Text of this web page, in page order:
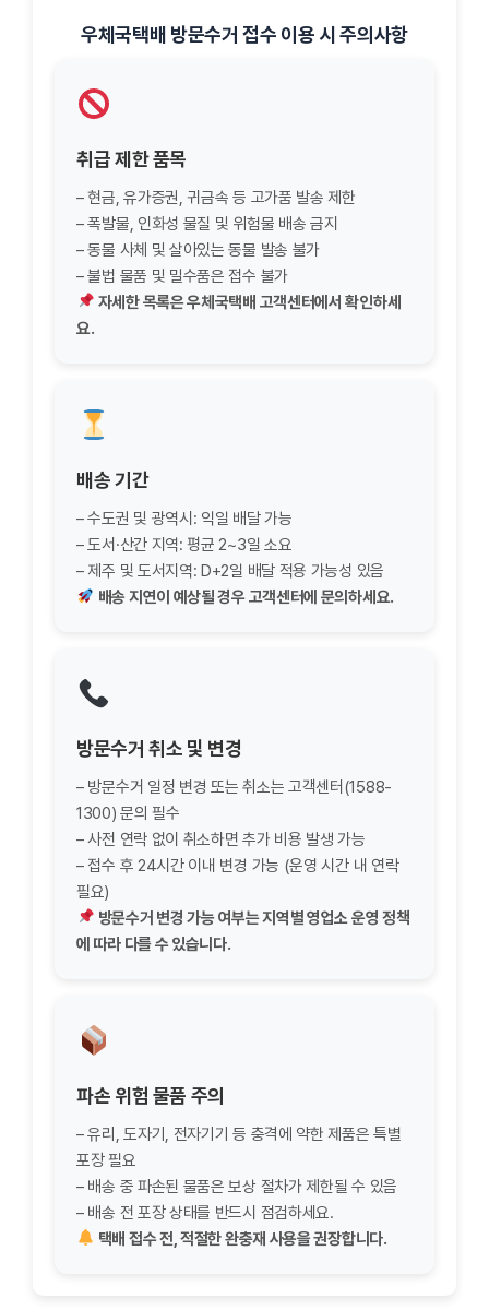
우체국택배 방문수거 접수 이용 시 주의사항
취급 제한 품목
– 현금, 유가증권, 귀금속 등 고가품 발송 제한
– 폭발물, 인화성 물질 및 위험물 배송 금지
– 동물 사체 및 살아있는 동물 발송 불가
– 불법 물품 및 밀수품은 접수 불가
자세한 목록은 우체국택배 고객센터에서 확인하세
요.
배송 기간
– 수도권 및 광역시: 익일 배달 가능
– 도서·산간 지역: 평균 2~3일 소요
– 제주 및 도서지역: D+2일 배달 적용 가능성 있음
배송 지연이 예상될 경우 고객센터에 문의하세요.
방문수거 취소 및 변경
– 방문수거 일정 변경 또는 취소는 고객센터(1588-
1300) 문의 필수
– 사전 연락 없이 취소하면 추가 비용 발생 가능
– 접수 후 24시간 이내 변경 가능 (운영 시간 내 연락
필요)
방문수거 변경 가능 여부는 지역별 영업소 운영 정책
에 따라 다를 수 있습니다.
파손 위험 물품 주의
– 유리, 도자기, 전자기기 등 충격에 약한 제품은 특별
포장 필요
– 배송 중 파손된 물품은 보상 절차가 제한될 수 있음
– 배송 전 포장 상태를 반드시 점검하세요.
택배 접수 전, 적절한 완충재 사용을 권장합니다.